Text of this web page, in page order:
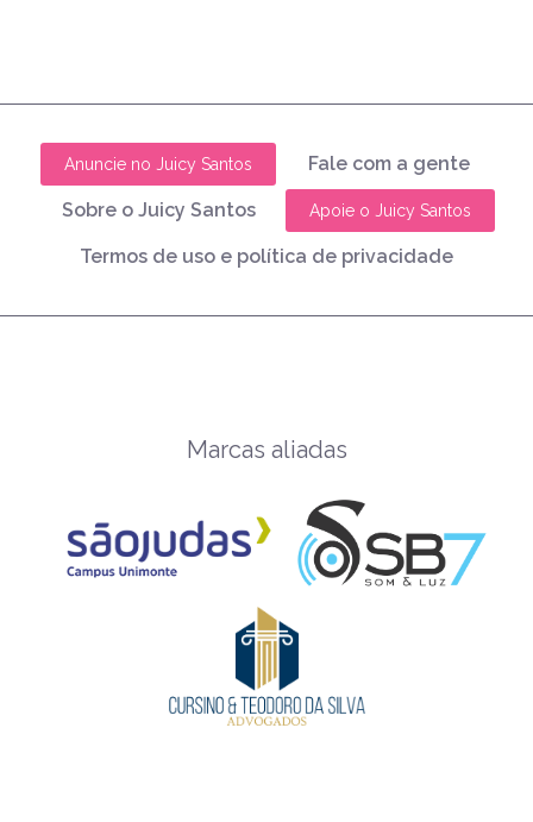
Anuncie no Juicy Santos Fale com a gente
Sobre o Juicy Santos Apoie o Juicy Santos
Termos de uso e política de privacidade
Marcas aliadas